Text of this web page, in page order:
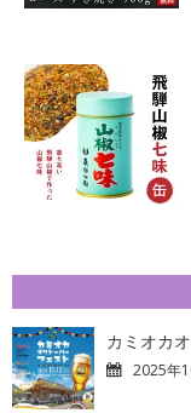
カミオカ
2025年